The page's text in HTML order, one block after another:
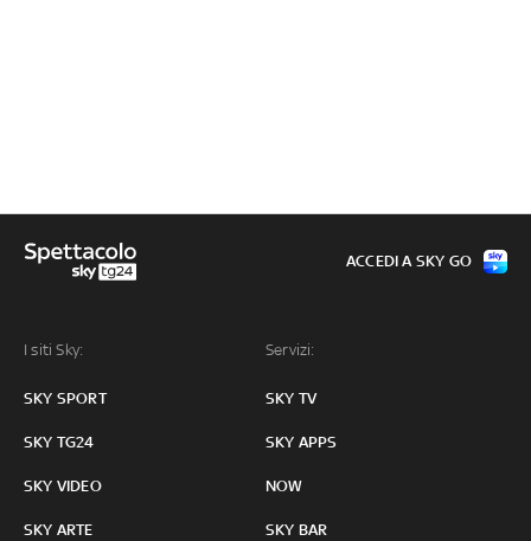
I siti Sky:
SKY SPORT
SKY TG24
SKY VIDEO
SKY ARTE
Servizi:
SKY TV
SKY APPS
NOW
SKY BAR
ACCEDI A SKY GO